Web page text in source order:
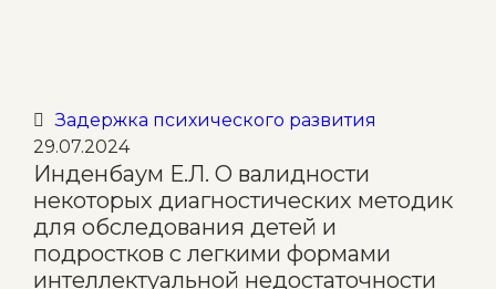
 Category
Задержка психического развития
29.07.2024
Инденбаум Е.Л. О валидности
некоторых диагностических методик
для обследования детей и
подростков с легкими формами
интеллектуальной недостаточности